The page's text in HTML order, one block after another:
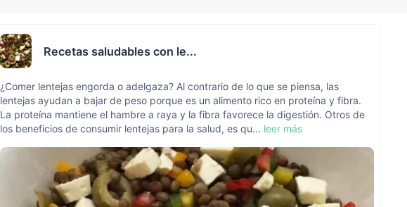
Recetas saludables con le...
¿Comer lentejas engorda o adelgaza? Al contrario de lo que se piensa, las
lentejas ayudan a bajar de peso porque es un alimento rico en proteína y fibra.
La proteína mantiene el hambre a raya y la fibra favorece la digestión. Otros de
los beneficios de consumir lentejas para la salud, es qu... leer más